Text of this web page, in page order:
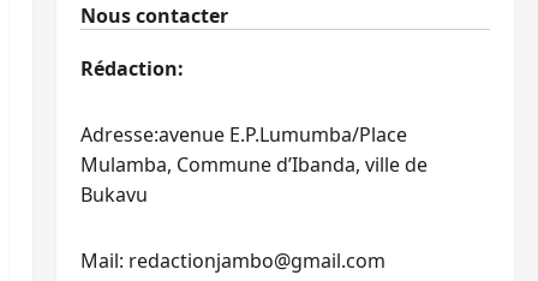
Nous contacter
Rédaction:
Adresse:avenue E.P.Lumumba/Place
Mulamba, Commune d’Ibanda, ville de
Bukavu
Mail: redactionjambo@gmail.com